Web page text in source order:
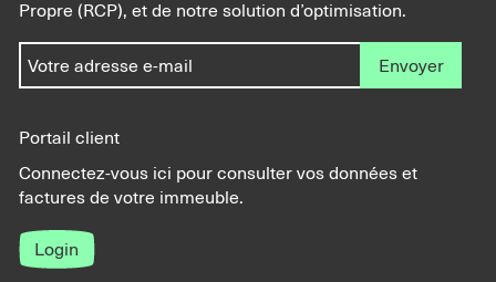
Propre (RCP), et de notre solution d’optimisation.
Envoyer
Portail client
Connectez-vous ici pour consulter vos données et
factures de votre immeuble.
Login